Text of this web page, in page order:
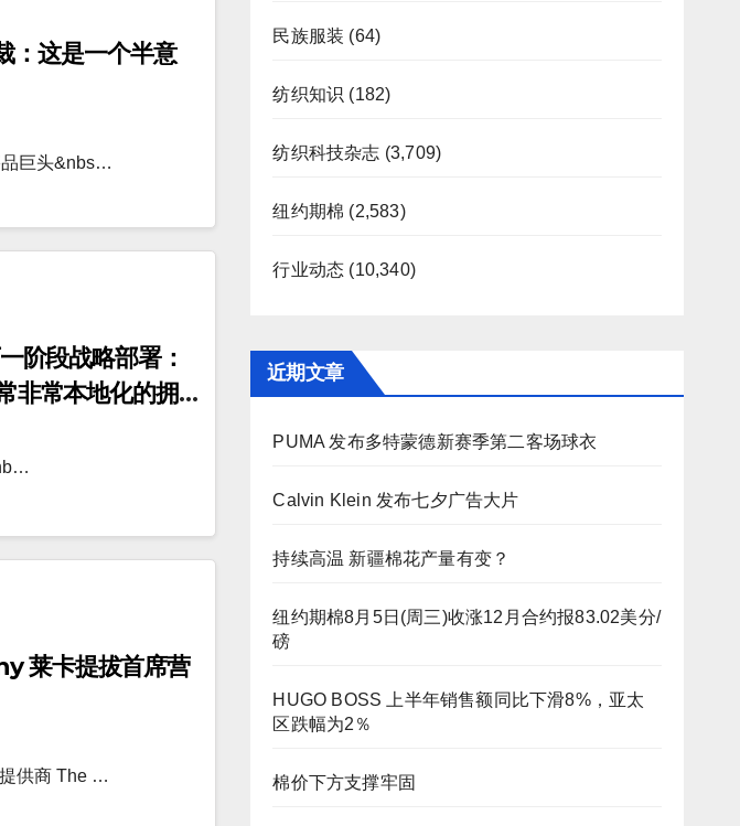
：这是一个半意
巨头&nbs…
阶段战略部署：
非常本地化的拥
莱卡提拔首席营
供商 The …
民族服装 (64)
纺织知识 (182)
纺织科技杂志 (3,709)
纽约期棉 (2,583)
行业动态 (10,340)
近期文章
PUMA 发布多特蒙德新赛季第二客场球衣
Calvin Klein 发布七夕广告大片
持续高温 新疆棉花产量有变？
纽约期棉8月5日(周三)收涨12月合约报83.02美分/
磅
HUGO BOSS 上半年销售额同比下滑8%，亚太
区跌幅为2％
棉价下方支撑牢固